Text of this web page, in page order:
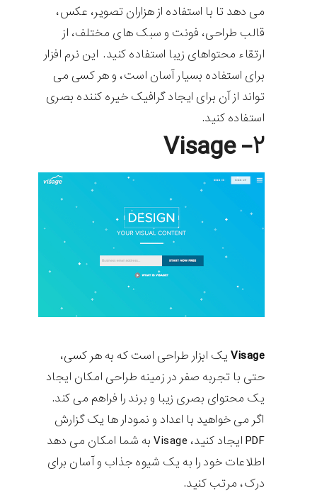
می دهد تا با استفاده از هزاران تصویر، عکس،
قالب طراحی، فونت و سبک های مختلف، از
ارتقاء محتواهای زیبا استفاده کنید. این نرم افزار
برای استفاده بسیار آسان است، و هر کسی می
تواند از آن برای ایجاد گرافیک خیره کننده بصری
استفاده کنید.
۲- Visage
Visage یک ابزار طراحی است که به هر کسی،
حتی با تجربه صفر در زمینه طراحی امکان ایجاد
یک محتوای بصری زیبا و برند را فراهم می کند.
اگر می خواهید با اعداد و نمودار ها یک گزارش
PDF ایجاد کنید، Visage به شما امکان می دهد
اطلاعات خود را به یک شیوه جذاب و آسان برای
درک، مرتب کنید.